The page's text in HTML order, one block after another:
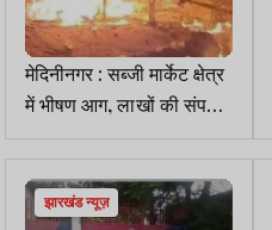
मेदिनीनगर : सब्जी मार्केट क्षेत्र
में भीषण आग, लाखों की संपत्ति
जलकर राख
झारखंड न्यूज़